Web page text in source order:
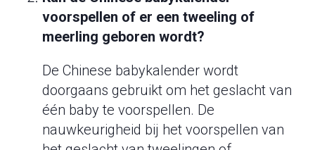
voorspellen of er een tweeling of
meerling geboren wordt?
De Chinese babykalender wordt
doorgaans gebruikt om het geslacht van
één baby te voorspellen. De
nauwkeurigheid bij het voorspellen van